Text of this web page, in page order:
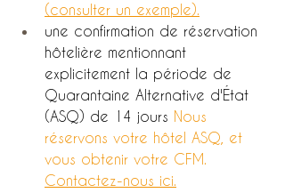
(consulter un exemple).
une confirmation de réservation
hôtelière mentionnant
explicitement la période de
Quarantaine Alternative d'État
(ASQ) de 14 jours Nous
réservons votre hôtel ASQ, et
vous obtenir votre CFM.
Contactez-nous ici.